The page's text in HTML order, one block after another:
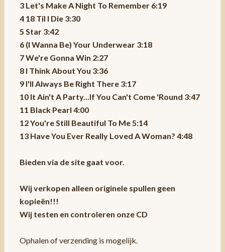
3 Let's Make A Night To Remember 6:19
4 18 Til I Die 3:30
5 Star 3:42
6 (I Wanna Be) Your Underwear 3:18
7 We're Gonna Win 2:27
8 I Think About You 3:36
9 I'll Always Be Right There 3:17
10 It Ain't A Party...If You Can't Come 'Round 3:47
11 Black Pearl 4:00
12 You're Still Beautiful To Me 5:14
13 Have You Ever Really Loved A Woman? 4:48
Bieden via de site gaat voor.
Wij verkopen alleen originele spullen geen
kopieën!!!
Wij testen en controleren onze CD
Ophalen of verzending is mogelijk.